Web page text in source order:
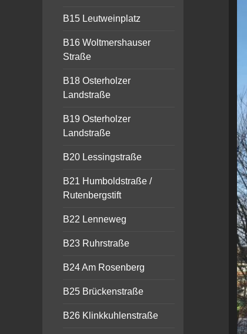
B15 Leutweinplatz
B16 Woltmershauser
Straße
B18 Osterholzer
Landstraße
B19 Osterholzer
Landstraße
B20 Lessingstraße
B21 Humboldstraße /
Rutenbergstift
B22 Lenneweg
B23 Ruhrstraße
B24 Am Rosenberg
B25 Brückenstraße
B26 Klinkkuhlenstraße